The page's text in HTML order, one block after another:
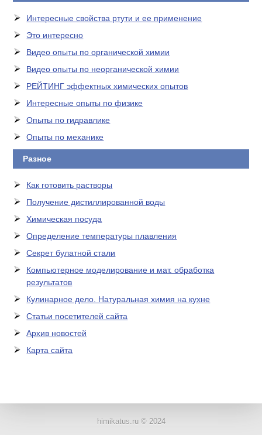
Интересные свойства ртути и ее применение
Это интересно
Видео опыты по органической химии
Видео опыты по неорганической химии
РЕЙТИНГ эффектных химических опытов
Интересные опыты по физике
Опыты по гидравлике
Опыты по механике
Разное
Как готовить растворы
Получение дистиллированной воды
Химическая посуда
Определение температуры плавления
Секрет булатной стали
Компьютерное моделирование и мат. обработка
результатов
Кулинарное дело. Натуральная химия на кухне
Статьи посетителей сайта
Архив новостей
Карта сайта
himikatus.ru © 2024